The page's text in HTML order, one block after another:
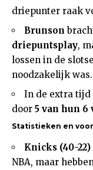
driepunter raak
Brunson
driepuntsplay,
lossen in de
noodzakelijk was.
In de extra tijd
door 5 van hun
Statistieken en
Knicks (40-22)
NBA, maar